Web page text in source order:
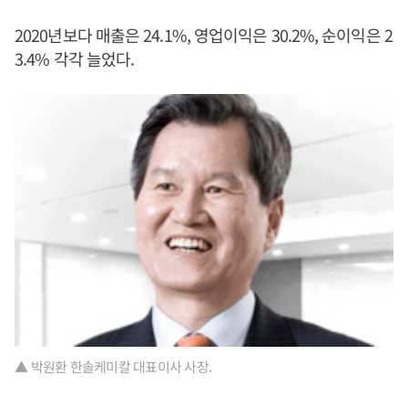
2020년보다 매출은 24.1%, 영업이익은 30.2%, 순이익은 2
3.4% 각각 늘었다.
▲ 박원환 한솔케미칼 대표이사 사장.